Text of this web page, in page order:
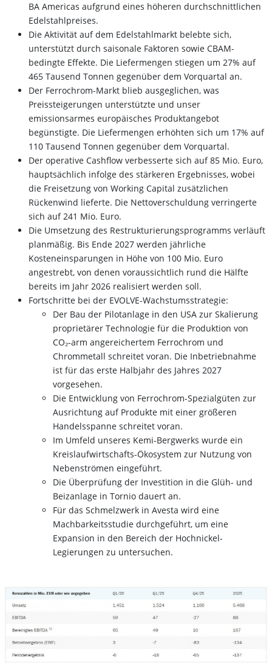
BA Americas aufgrund eines höheren durchschnittlichen
Edelstahlpreises.
Die Aktivität auf dem Edelstahlmarkt belebte sich,
unterstützt durch saisonale Faktoren sowie CBAM-
bedingte Effekte. Die Liefermengen stiegen um 27% auf
465 Tausend Tonnen gegenüber dem Vorquartal an.
Der Ferrochrom-Markt blieb ausgeglichen, was
Preissteigerungen unterstützte und unser
emissionsarmes europäisches Produktangebot
begünstigte. Die Liefermengen erhöhten sich um 17% auf
110 Tausend Tonnen gegenüber dem Vorquartal.
Der operative Cashflow verbesserte sich auf 85 Mio. Euro,
hauptsächlich infolge des stärkeren Ergebnisses, wobei
die Freisetzung von Working Capital zusätzlichen
Rückenwind lieferte. Die Nettoverschuldung verringerte
sich auf 241 Mio. Euro.
Die Umsetzung des Restrukturierungsprogramms verläuft
planmäßig. Bis Ende 2027 werden jährliche
Kosteneinsparungen in Höhe von 100 Mio. Euro
angestrebt, von denen voraussichtlich rund die Hälfte
bereits im Jahr 2026 realisiert werden soll.
Fortschritte bei der EVOLVE-Wachstumsstrategie:
Der Bau der Pilotanlage in den USA zur Skalierung
proprietärer Technologie für die Produktion von
CO₂-arm angereichertem Ferrochrom und
Chrommetall schreitet voran. Die Inbetriebnahme
ist für das erste Halbjahr des Jahres 2027
vorgesehen.
Die Entwicklung von Ferrochrom-Spezialgüten zur
Ausrichtung auf Produkte mit einer größeren
Handelsspanne schreitet voran.
Im Umfeld unseres Kemi-Bergwerks wurde ein
Kreislaufwirtschafts-Ökosystem zur Nutzung von
Nebenströmen eingeführt.
Die Überprüfung der Investition in die Glüh- und
Beizanlage in Tornio dauert an.
Für das Schmelzwerk in Avesta wird eine
Machbarkeitsstudie durchgeführt, um eine
Expansion in den Bereich der Hochnickel-
Legierungen zu untersuchen.